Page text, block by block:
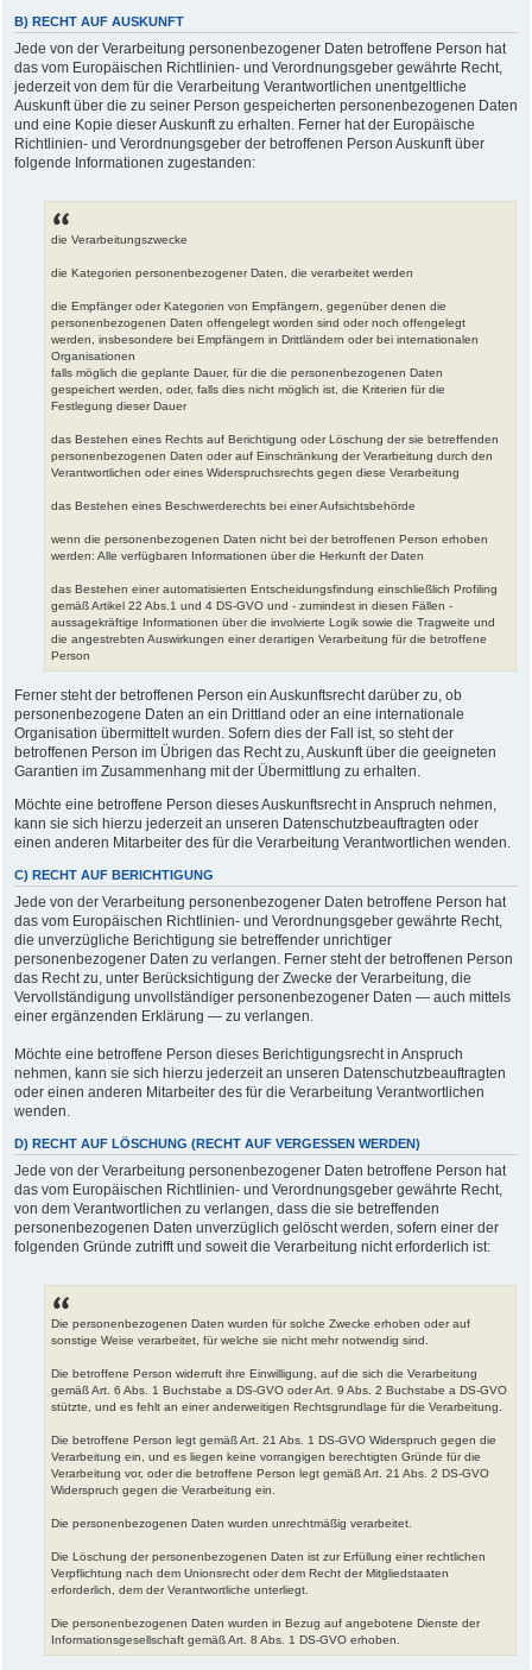
B) RECHT AUF AUSKUNFT
Jede von der Verarbeitung personenbezogener Daten betroffene Person hat
das vom Europäischen Richtlinien- und Verordnungsgeber gewährte Recht,
jederzeit von dem für die Verarbeitung Verantwortlichen unentgeltliche
Auskunft über die zu seiner Person gespeicherten personenbezogenen Daten
und eine Kopie dieser Auskunft zu erhalten. Ferner hat der Europäische
Richtlinien- und Verordnungsgeber der betroffenen Person Auskunft über
folgende Informationen zugestanden:
die Verarbeitungszwecke
die Kategorien personenbezogener Daten, die verarbeitet werden
die Empfänger oder Kategorien von Empfängern, gegenüber denen die
personenbezogenen Daten offengelegt worden sind oder noch offengelegt
werden, insbesondere bei Empfängern in Drittländern oder bei internationalen
Organisationen
falls möglich die geplante Dauer, für die die personenbezogenen Daten
gespeichert werden, oder, falls dies nicht möglich ist, die Kriterien für die
Festlegung dieser Dauer
das Bestehen eines Rechts auf Berichtigung oder Löschung der sie betreffenden
personenbezogenen Daten oder auf Einschränkung der Verarbeitung durch den
Verantwortlichen oder eines Widerspruchsrechts gegen diese Verarbeitung
das Bestehen eines Beschwerderechts bei einer Aufsichtsbehörde
wenn die personenbezogenen Daten nicht bei der betroffenen Person erhoben
werden: Alle verfügbaren Informationen über die Herkunft der Daten
das Bestehen einer automatisierten Entscheidungsfindung einschließlich Profiling
gemäß Artikel 22 Abs.1 und 4 DS-GVO und - zumindest in diesen Fällen -
aussagekräftige Informationen über die involvierte Logik sowie die Tragweite und
die angestrebten Auswirkungen einer derartigen Verarbeitung für die betroffene
Person
Ferner steht der betroffenen Person ein Auskunftsrecht darüber zu, ob
personenbezogene Daten an ein Drittland oder an eine internationale
Organisation übermittelt wurden. Sofern dies der Fall ist, so steht der
betroffenen Person im Übrigen das Recht zu, Auskunft über die geeigneten
Garantien im Zusammenhang mit der Übermittlung zu erhalten.
Möchte eine betroffene Person dieses Auskunftsrecht in Anspruch nehmen,
kann sie sich hierzu jederzeit an unseren Datenschutzbeauftragten oder
einen anderen Mitarbeiter des für die Verarbeitung Verantwortlichen wenden.
C) RECHT AUF BERICHTIGUNG
Jede von der Verarbeitung personenbezogener Daten betroffene Person hat
das vom Europäischen Richtlinien- und Verordnungsgeber gewährte Recht,
die unverzügliche Berichtigung sie betreffender unrichtiger
personenbezogener Daten zu verlangen. Ferner steht der betroffenen Person
das Recht zu, unter Berücksichtigung der Zwecke der Verarbeitung, die
Vervollständigung unvollständiger personenbezogener Daten — auch mittels
einer ergänzenden Erklärung — zu verlangen.
Möchte eine betroffene Person dieses Berichtigungsrecht in Anspruch
nehmen, kann sie sich hierzu jederzeit an unseren Datenschutzbeauftragten
oder einen anderen Mitarbeiter des für die Verarbeitung Verantwortlichen
wenden.
D) RECHT AUF LÖSCHUNG (RECHT AUF VERGESSEN WERDEN)
Jede von der Verarbeitung personenbezogener Daten betroffene Person hat
das vom Europäischen Richtlinien- und Verordnungsgeber gewährte Recht,
von dem Verantwortlichen zu verlangen, dass die sie betreffenden
personenbezogenen Daten unverzüglich gelöscht werden, sofern einer der
folgenden Gründe zutrifft und soweit die Verarbeitung nicht erforderlich ist:
Die personenbezogenen Daten wurden für solche Zwecke erhoben oder auf
sonstige Weise verarbeitet, für welche sie nicht mehr notwendig sind.
Die betroffene Person widerruft ihre Einwilligung, auf die sich die Verarbeitung
gemäß Art. 6 Abs. 1 Buchstabe a DS-GVO oder Art. 9 Abs. 2 Buchstabe a DS-GVO
stützte, und es fehlt an einer anderweitigen Rechtsgrundlage für die Verarbeitung.
Die betroffene Person legt gemäß Art. 21 Abs. 1 DS-GVO Widerspruch gegen die
Verarbeitung ein, und es liegen keine vorrangigen berechtigten Gründe für die
Verarbeitung vor, oder die betroffene Person legt gemäß Art. 21 Abs. 2 DS-GVO
Widerspruch gegen die Verarbeitung ein.
Die personenbezogenen Daten wurden unrechtmäßig verarbeitet.
Die Löschung der personenbezogenen Daten ist zur Erfüllung einer rechtlichen
Verpflichtung nach dem Unionsrecht oder dem Recht der Mitgliedstaaten
erforderlich, dem der Verantwortliche unterliegt.
Die personenbezogenen Daten wurden in Bezug auf angebotene Dienste der
Informationsgesellschaft gemäß Art. 8 Abs. 1 DS-GVO erhoben.